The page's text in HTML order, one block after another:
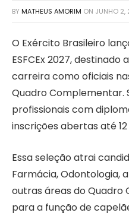
BY MATHEUS AMORIM ON JUNHO 2,
O Exército Brasileiro
ESFCEx 2027,
carreira como oficiais
Quadro Complementar.
profissionais com
inscrições abertas até 12
Essa seleção atrai
Farmácia, Odontologia,
outras áreas do Quadro
para a função de